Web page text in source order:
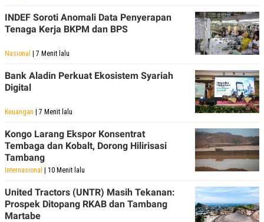
INDEF Soroti Anomali Data Penyerapan
Tenaga Kerja BKPM dan BPS
Nasional | 7 Menit lalu
Bank Aladin Perkuat Ekosistem Syariah
Digital
Keuangan | 7 Menit lalu
Kongo Larang Ekspor Konsentrat
Tembaga dan Kobalt, Dorong Hilirisasi
Tambang
Internasional | 10 Menit lalu
United Tractors (UNTR) Masih Tekanan:
Prospek Ditopang RKAB dan Tambang
Martabe